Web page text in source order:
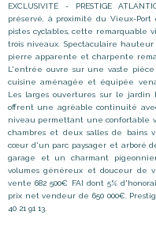
EXCLUSIVITÉ - PRESTIGE
préservé, à proximité du Vieux-Port
pistes cyclables, cette remarquable
trois niveaux. Spectaculaire
pierre apparente et charpente
L'entrée ouvre sur une vaste
cuisine aménagée et équipée
Les larges ouvertures sur le
offrent une agréable continuité
niveau permettant une confortable
chambres et deux salles de bains
cœur d'un parc paysager et arboré
garage et un charmant
volumes généreux et douceur de
vente 682 500€ FAI dont 5%
prix net vendeur de 650 000€.
40 21 91 13.